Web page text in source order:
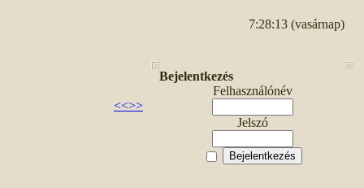
7:28:13 (vasárnap)
<<>>
Bejelentkezés
Felhasználónév
Jelszó